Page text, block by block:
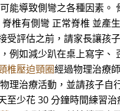
能導致側彎之各種因素。
椎有側彎 正常脊椎 並產
受評估之前，請家長讓孩
例如減少趴在桌上寫字、
椎壓迫頸圈經過物理治療
理治療活動，並請孩子自
至少花 30 分鐘時間練習